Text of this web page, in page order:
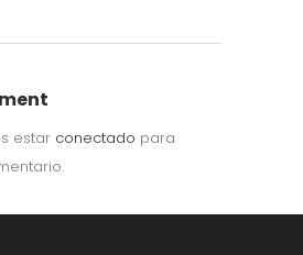
estar conectado para